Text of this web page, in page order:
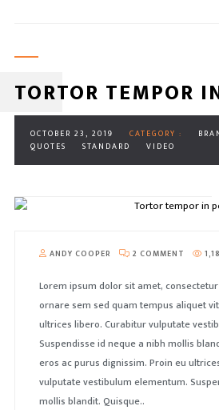
TORTOR TEMPOR
OCTOBER 23, 2019 CATEGORY :
QUOTES
STANDARD VIDEO
ANDY COOPER 2 COMMENT
Lorem ipsum dolor sit amet,
ornare sem sed quam tempus aliquet
ultrices libero. Curabitur vulputate
Suspendisse id neque a nibh mollis
eros ac purus dignissim. Proin eu
vulputate vestibulum elementum.
mollis blandit. Quisque..